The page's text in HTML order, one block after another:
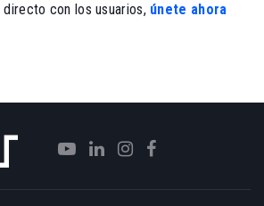
con los usuarios, únete ahora